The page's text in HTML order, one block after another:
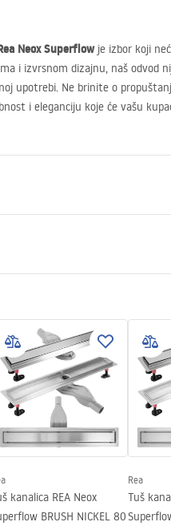
Neox Superflowje izbor koji
i izvrsnom dizajnu, naš odvod
upotrebi. Ne brinite o
i eleganciju koje će vašu
2u1
čelična konstrukcija, 24 mjeseca
kanalica REA Neox
BRUSH NICKEL 80
Rea
Tuš